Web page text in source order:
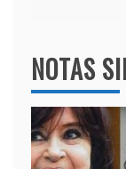
NOTAS